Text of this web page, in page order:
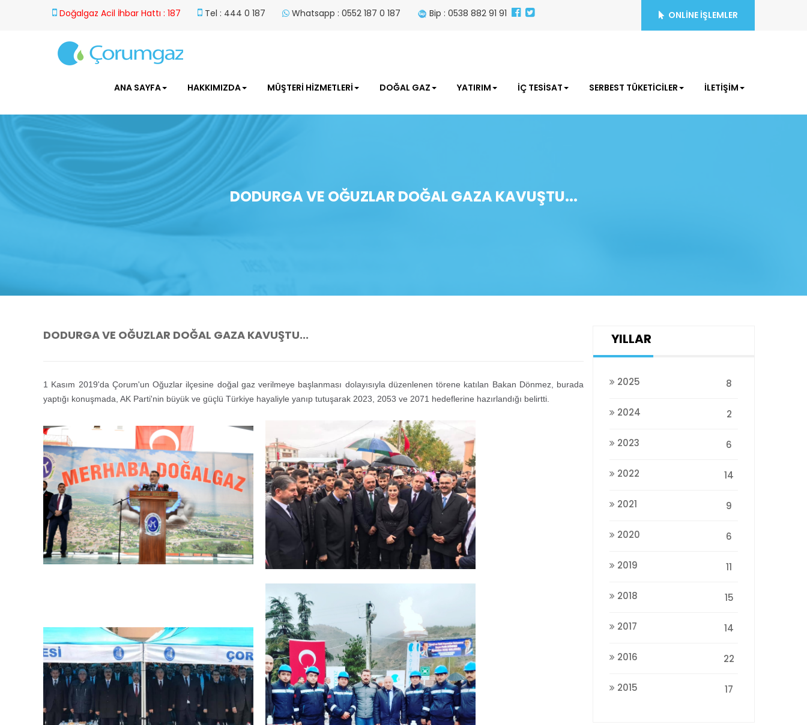
Doğalgaz Acil İhbar Hattı : 187 Tel : 444 0 187 Whatsapp : 0552 187 0 187 Bip : 0538 882 91 91 ONLİNE İŞLEMLER
ANA SAYFA HAKKIMIZDA MÜŞTERİ HİZMETLERİ DOĞAL GAZ YATIRIM İÇ TESİSAT SERBEST TÜKETİCİLER İLETİŞİM
DODURGA VE OĞUZLAR DOĞAL GAZA KAVUŞTU...
DODURGA VE OĞUZLAR DOĞAL GAZA KAVUŞTU...
1 Kasım 2019'da Çorum'un Oğuzlar ilçesine doğal gaz verilmeye başlanması dolayısıyla düzenlenen törene katılan Bakan Dönmez, burada
yaptığı konuşmada, AK Parti'nin büyük ve güçlü Türkiye hayaliyle yanıp tutuşarak 2023, 2053 ve 2071 hedeflerine hazırlandığı belirtti.
YILLAR
2025 8
2024 2
2023 6
2022 14
2021 9
2020 6
2019 11
2018 15
2017 14
2016 22
2015 17